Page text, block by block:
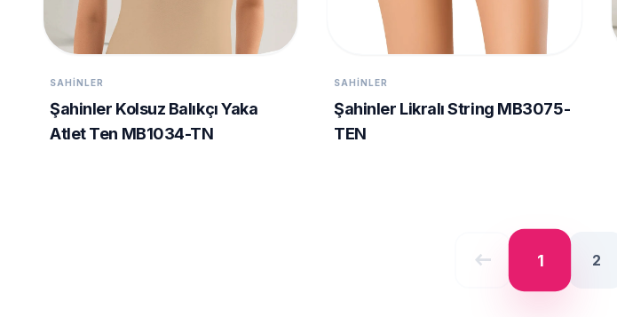
SAHINLER
Şahinler Kolsuz Balıkçı Yaka
Atlet Ten MB1034-TN
SAHINLER
Şahinler Likralı String MB3075-
TEN
west 1 2